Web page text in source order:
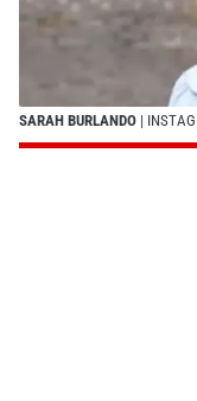
SARAH BURLANDO |